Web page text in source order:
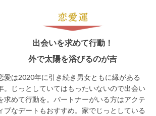
出会いを求めて行動！
外で太陽を浴びるのが吉
愛は2020年に引き続き男女ともに縁がある
。じっとしていてはもったいないので出会い
求めて行動を。パートナーがいる方はアクテ
ブなデートもおすすめ。家でじっとしている